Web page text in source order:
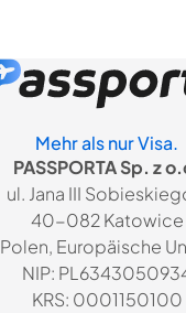
Mehr als nur Visa.
PASSPORTA Sp. z
ul. Jana III
40-082 Katowice
Polen, Europäische
NIP:
KRS: 0001150100